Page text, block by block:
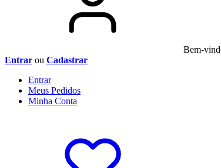
Bem-
Entrar ou Cadastrar
Entrar
Meus Pedidos
Minha Conta